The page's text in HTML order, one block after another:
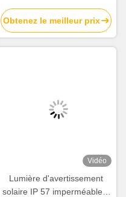
résistance à la compression
de 30 tonnes et une distance
de vision de 800 m
Obtenez le meilleur prix
Vidéo
Lumière d'avertissement
solaire IP 57 imperméable à